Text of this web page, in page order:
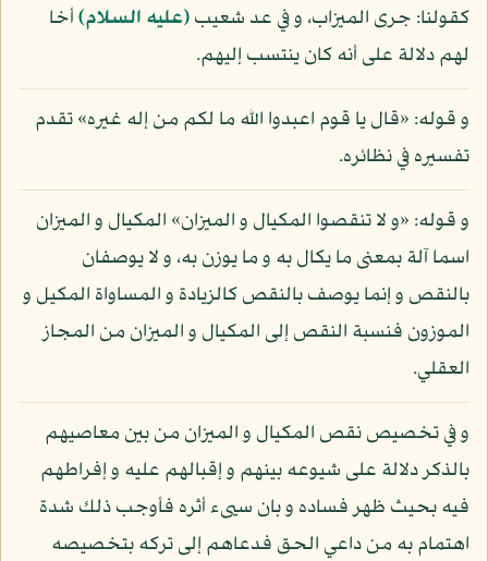
كقولنا: جرى الميزاب، و في عد شعيب(عليه السلام)أخا
لهم دلالة على أنه كان ينتسب إليهم.
و قوله: «قال يا قوم اعبدوا الله ما لكم من إله غيره» تقدم
تفسيره في نظائره.
و قوله: «و لا تنقصوا المكيال و الميزان» المكيال و الميزان
اسما آلة بمعنى ما يكال به و ما يوزن به، و لا يوصفان
بالنقص و إنما يوصف بالنقص كالزيادة و المساواة المكيل و
الموزون فنسبة النقص إلى المكيال و الميزان من المجاز
العقلي.
و في تخصيص نقص المكيال و الميزان من بين معاصيهم
بالذكر دلالة على شيوعه بينهم و إقبالهم عليه و إفراطهم
فيه بحيث ظهر فساده و بان سيىء أثره فأوجب ذلك شدة
اهتمام به من داعي الحق فدعاهم إلى تركه بتخصيصه